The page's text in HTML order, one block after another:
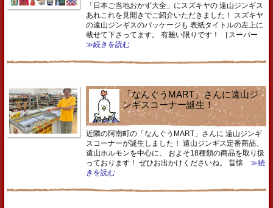
「日本ご当地おかず大全」にスズキヤの 遠山ジンギス
あれこれを見開きでご紹介いただきました！ スズキヤ
の遠山ジンギスのパッケージも 表紙タイトルの左上に
載せて下さってます。 有難い限りです！ ［スーパー
≫続きを読む
「なんぐうMART」さんに遠山ジ
ンギスコーナー誕生！
近隣の阿南町の「なんぐうMART」さんに 遠山ジンギ
スコーナーが誕生しました！ 遠山ジンギス定番商品、
遠山ホルモンを中心に、 およそ18種類の商品を取り扱
っております！ ぜひお出かけくださいね。 昔懐 ≫続
きを読む